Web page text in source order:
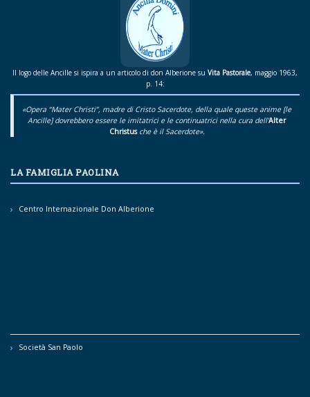
Il logo delle Ancille si ispira a un articolo di don Alberione su Vita Pastorale, maggio 1963,
p. 14:
«Opera “Mater Christi”, madre di Cristo Sacerdote, della quale queste anime [le
Ancille] dovrebbero essere le imitatrici e le continuatrici nella cura dell’Alter
Christusche è il Sacerdote».
LA FAMIGLIA PAOLINA
Centro Internazionale Don Alberione
Società San Paolo